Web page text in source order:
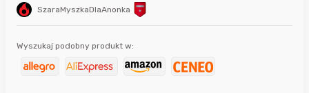
SzaraMyszkaDlaAnonka
Wyszukaj podobny produkt w: